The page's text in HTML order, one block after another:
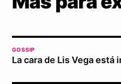
GOSSIP
La cara de Lis Vega está